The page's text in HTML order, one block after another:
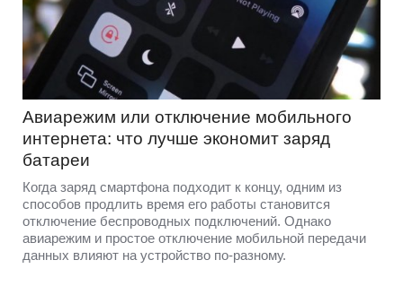
Авиарежим или отключение мобильного
интернета: что лучше экономит заряд
батареи
Когда заряд смартфона подходит к концу, одним из
способов продлить время его работы становится
отключение беспроводных подключений. Однако
авиарежим и простое отключение мобильной передачи
данных влияют на устройство по-разному.